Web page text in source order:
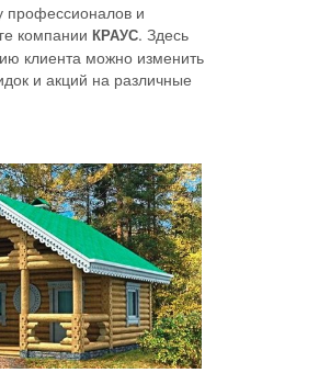
профессионалов и
компании КРАУС. Здесь
клиента можно изменить
и акций на различные